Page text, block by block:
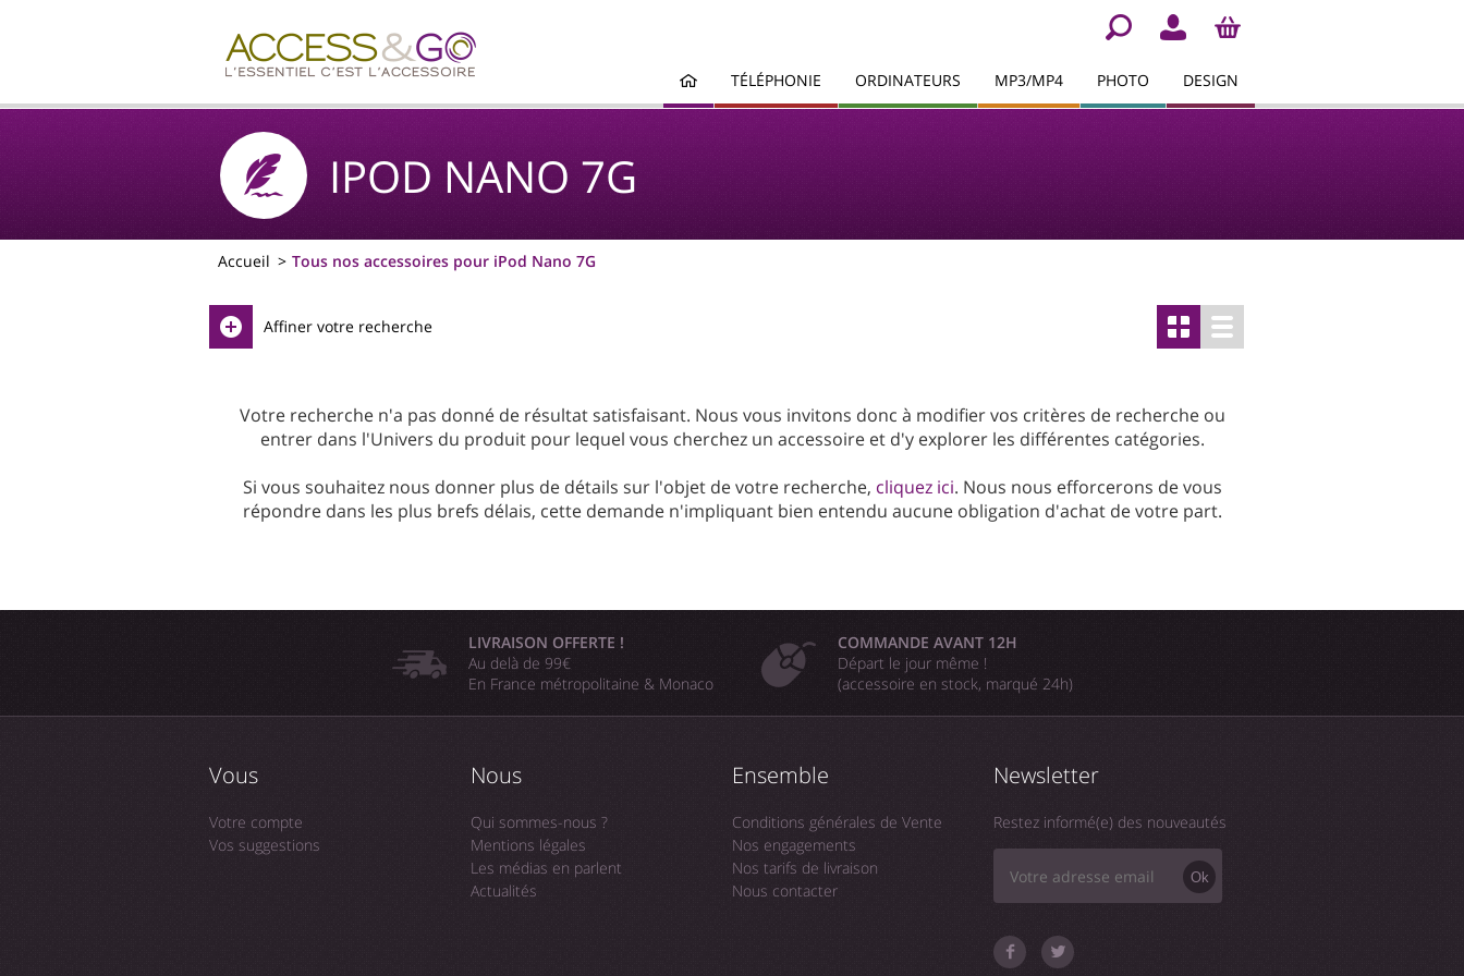
TÉLÉPHONIE ORDINATEURS MP3/MP4 PHOTO DESIGN
IPOD NANO 7G
Accueil Tous nos accessoires pour iPod Nano 7G
Affiner votre recherche
Votre recherche n'a pas donné de résultat satisfaisant. Nous vous invitons donc à modifier vos critères de recherche ou
entrer dans l'Univers du produit pour lequel vous cherchez un accessoire et d'y explorer les différentes catégories.
Si vous souhaitez nous donner plus de détails sur l'objet de votre recherche, cliquez ici. Nous nous efforcerons de vous
répondre dans les plus brefs délais, cette demande n'impliquant bien entendu aucune obligation d'achat de votre part.
LIVRAISON OFFERTE !
Au delà de 99€
En France métropolitaine & Monaco
COMMANDE AVANT 12H
Départ le jour même !
(accessoire en stock, marqué 24h)
Vous
Votre compte
Vos suggestions
Nous
Qui sommes-nous ?
Mentions légales
Les médias en parlent
Actualités
Ensemble
Conditions générales de Vente
Nos engagements
Nos tarifs de livraison
Nous contacter
Newsletter
Restez informé(e) des nouveautés
Ok